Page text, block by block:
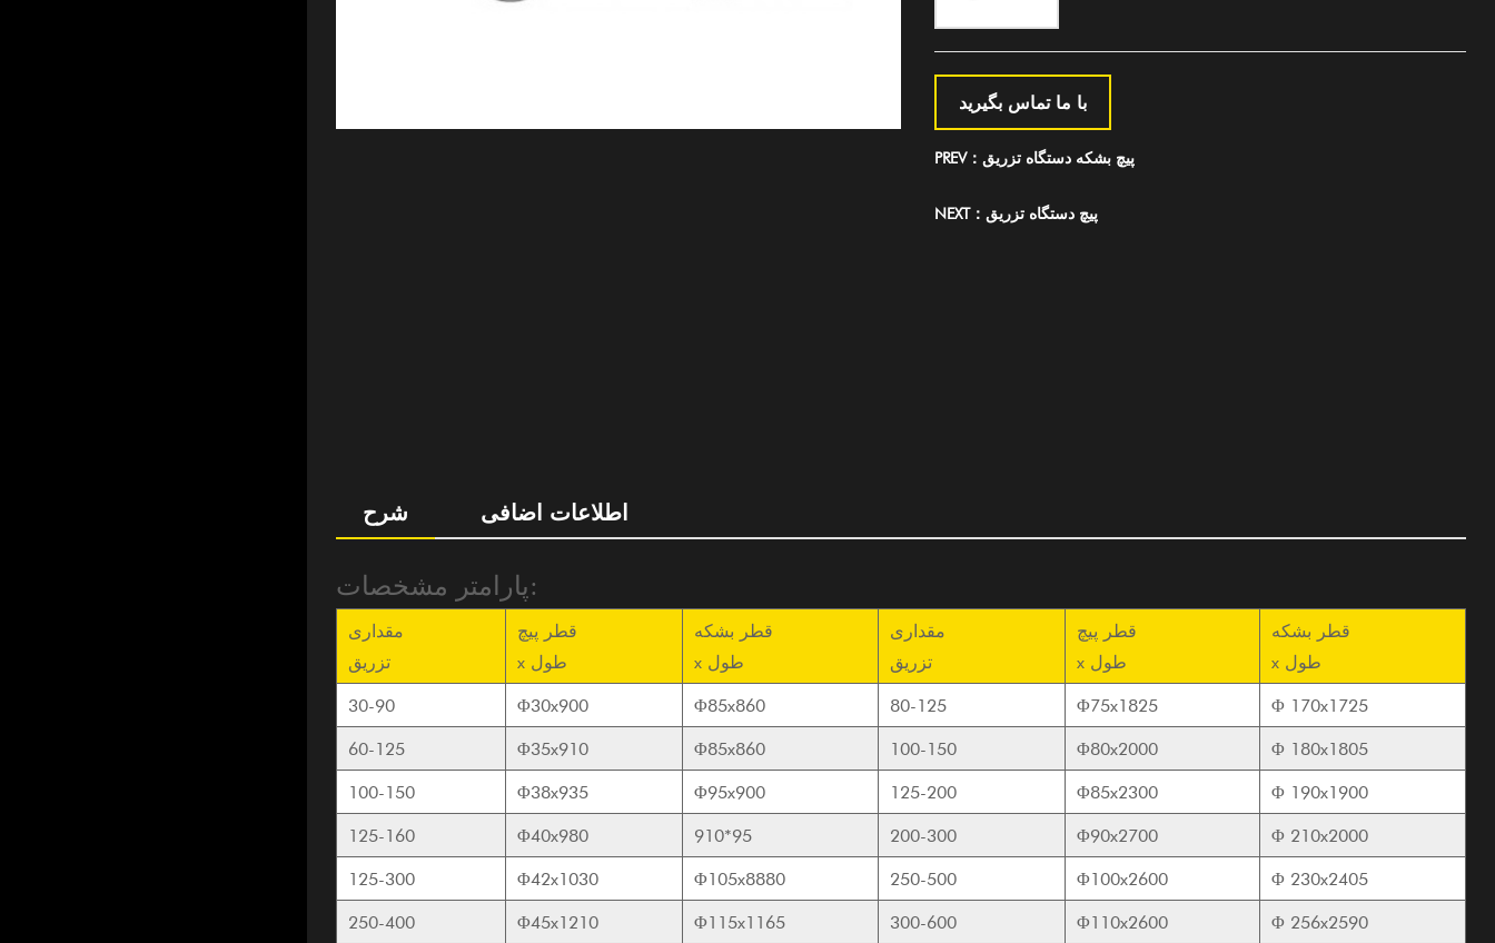
با ما تماس بگیرید
PREV：پیچ بشکه دستگاه تزریق
NEXT：پیچ دستگاه تزریق
شرح اطلاعات اضافی
پارامتر مشخصات:
مقداری
تزریق
قطر پیچ
x طول
قطر بشکه
x طول
مقداری
تزریق
قطر پیچ
x طول
قطر بشکه
x طول
30-90
Φ30x900 Φ85x860 80-125 Φ75x1825 Φ 170x1725
60-125
Φ35x910 Φ85x860 100-150 Φ80x2000 Φ 180x1805
100-150
Φ38x935 Φ95x900 125-200 Φ85x2300 Φ 190x1900
125-160
Φ40x980 910*95 200-300 Φ90x2700 Φ 210x2000
125-300
Φ42x1030 Φ105x8880 250-500 Φ100x2600 Φ 230x2405
250-400
Φ45x1210 Φ115x1165 300-600 Φ110x2600 Φ 256x2590